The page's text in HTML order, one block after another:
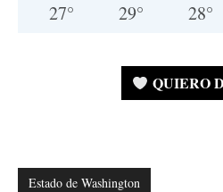
27° 29° 28°
QUIERO
Estado de Washington